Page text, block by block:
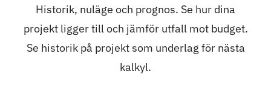
Historik, nuläge och prognos. Se hur dina
projekt ligger till och jämför utfall mot budget.
Se historik på projekt som underlag för nästa
kalkyl.